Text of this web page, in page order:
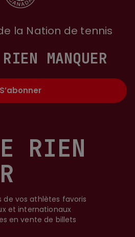
RIEN
de vos athlètes favoris
et internationaux
en vente de billets
la Nation de tennis
MANQUER
S’abonner